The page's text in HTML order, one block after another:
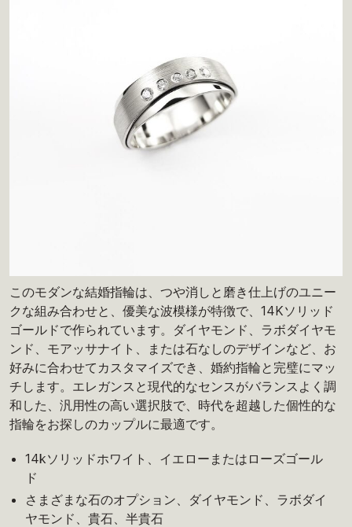
このモダンな結婚指輪は、つや消しと磨き仕上げのユニー
クな組み合わせと、優美な波模様が特徴で、14Kソリッド
ゴールドで作られています。ダイヤモンド、ラボダイヤモ
ンド、モアッサナイト、または石なしのデザインなど、お
好みに合わせてカスタマイズでき、婚約指輪と完璧にマッ
チします。エレガンスと現代的なセンスがバランスよく調
和した、汎用性の高い選択肢で、時代を超越した個性的な
指輪をお探しのカップルに最適です。
14kソリッドホワイト、イエローまたはローズゴール
ド
さまざまな石のオプション、ダイヤモンド、ラボダイ
ヤモンド、貴石、半貴石